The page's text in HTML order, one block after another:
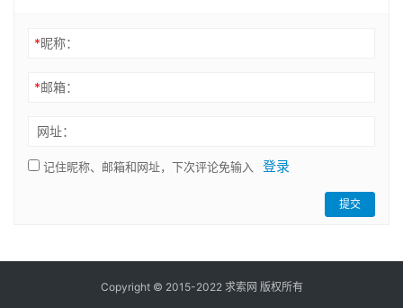
*昵称：
*邮箱：
网址：
记住昵称、邮箱和网址，下次评论免输入 登录
提交
Copyright © 2015-2022 求索网 版权所有